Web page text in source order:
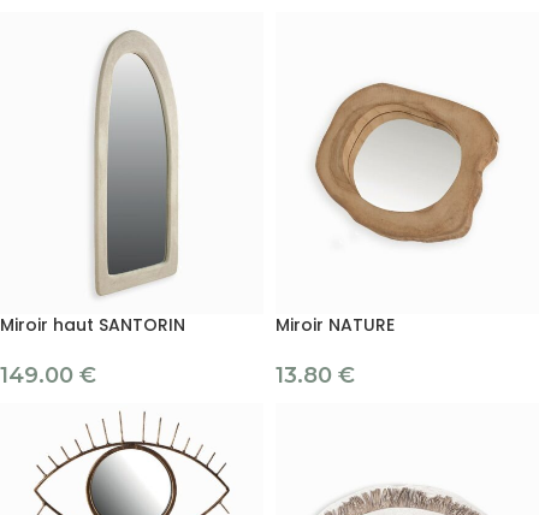
Miroir haut SANTORIN
149.00 €
Miroir NATURE
13.80 €